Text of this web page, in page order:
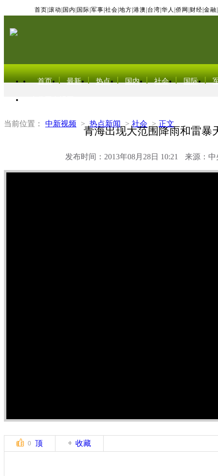
首页 滚动 国内 国际 军事 社会 地方 港澳 台湾 华人 侨网 财经 金融
首页 最新 热点 国内 社会 国际
当前位置： 中新视频 > 热点新闻 > 社会 > 正文
青海出现大范围降雨和雷暴
发布时间：2013年08月28日 10:21 来源：中
0 顶 收藏